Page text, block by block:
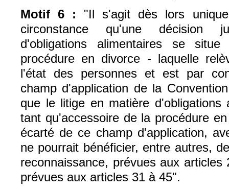
Motif 6 :
"Il s'agit dès lors
circonstance qu'une décision
d'obligations alimentaires se
procédure en divorce - laquelle
l'état des personnes et est par
champ d'application de la
que le litige en matière d'obligations
tant qu'accessoire de la procédure
écarté de ce champ d'application,
ne pourrait bénéficier, entre autres,
reconnaissance, prévues aux
prévues aux articles 31 à 45".